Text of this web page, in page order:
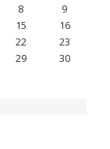
8
9
15
16
22
23
29
30